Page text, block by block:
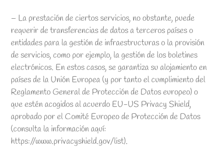
– La prestación de ciertos servicios, no obstante, puede
requerir de transferencias de datos a terceros países o
entidades para la gestión de infraestructuras o la provisión
de servicios, como por ejemplo, la gestión de los boletines
electrónicos. En estos casos, se garantiza su alojamiento en
países de la Unión Europea (y por tanto el cumplimiento del
Reglamento General de Protección de Datos europeo) o
que estén acogidos al acuerdo EU-US Privacy Shield,
aprobado por el Comité Europeo de Protección de Datos
(consulta la información aquí:
https://www.privacyshield.gov/list).